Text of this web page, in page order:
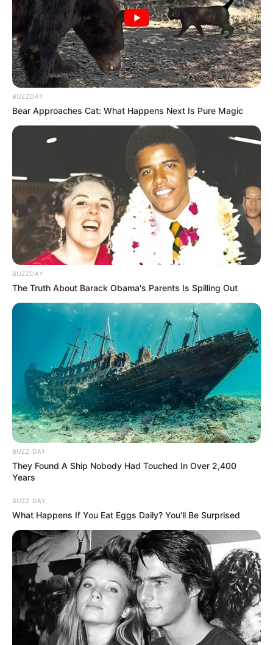
BUZZDAY
Bear Approaches Cat: What Happens Next Is Pure Magic
BUZZDAY
The Truth About Barack Obama's Parents Is Spilling Out
BUZZ DAY
They Found A Ship Nobody Had Touched In Over 2,400
Years
BUZZ DAY
What Happens If You Eat Eggs Daily? You'll Be Surprised